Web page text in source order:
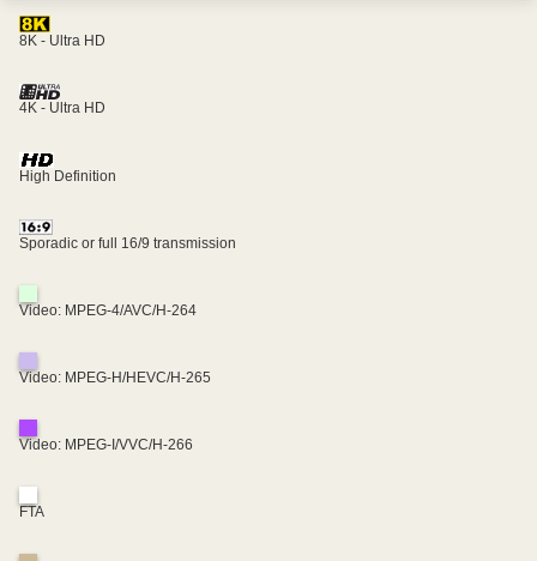
8K - Ultra HD
4K - Ultra HD
High Definition
Sporadic or full 16/9 transmission
Video: MPEG-4/AVC/H-264
Video: MPEG-H/HEVC/H-265
Video: MPEG-I/VVC/H-266
FTA